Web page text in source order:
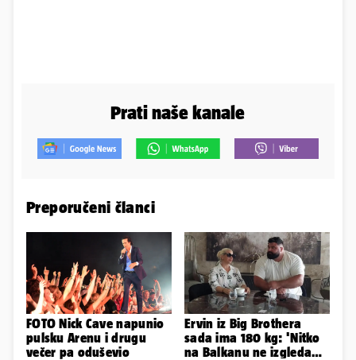
Prati naše kanale
Preporučeni članci
FOTO Nick Cave napunio
pulsku Arenu i drugu
večer pa oduševio
Ervin iz Big Brothera
sada ima 180 kg: 'Nitko
na Balkanu ne izgleda